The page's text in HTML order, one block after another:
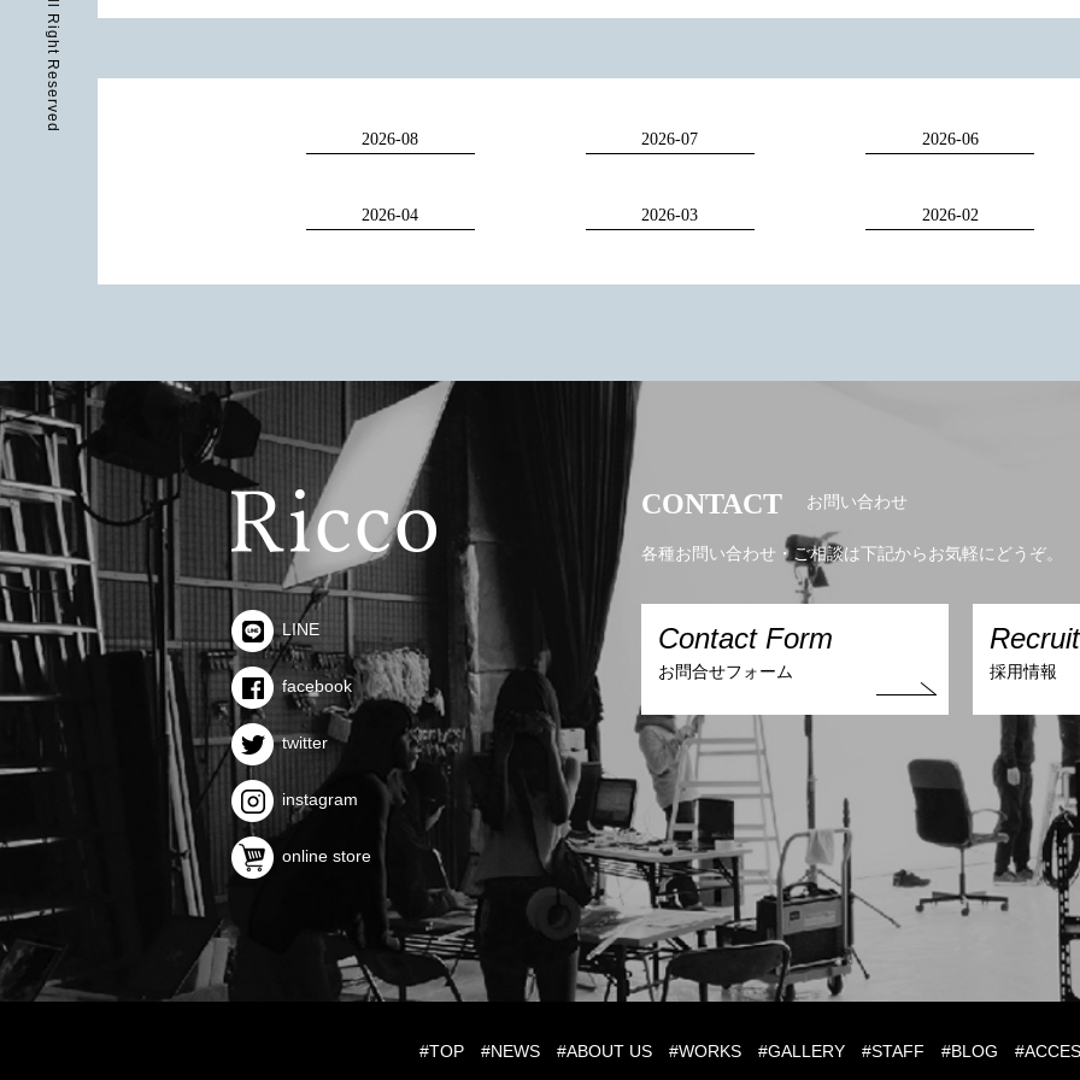
2026-08 2026-07 2026-06
2026-04 2026-03 2026-02
LINE
facebook
twitter
instagram
online store
CONTACT お問い合わせ
各種お問い合わせ・ご相談は下記からお気軽にどうぞ。
Contact Form
お問合せフォーム
Recruit
採用情報
#TOP #NEWS #ABOUT US #WORKS #GALLERY #STAFF #BLOG